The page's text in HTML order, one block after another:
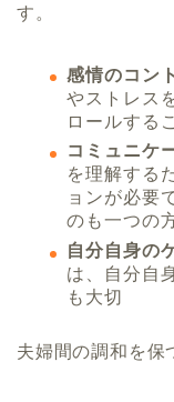
す。
感情のコン
やストレス
ロールする
コミュニケ
を理解する
ョンが必要
のも一つの
自分自身の
は、自分自
も大切
夫婦間の調和を保